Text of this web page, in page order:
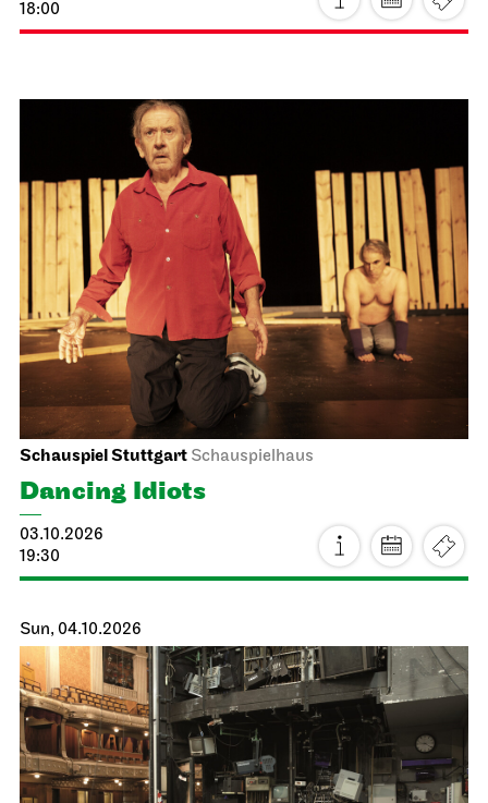
18:00
Schauspiel Stuttgart Schauspielhaus
Dancing Idiots
03.10.2026
19:30
Sun, 04.10.2026